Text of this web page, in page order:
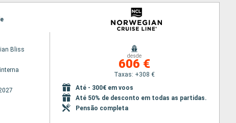
Bliss
desde
606 €
Taxas: +308 €
Até - 300€ em voos
Até 50% de desconto em todas as partidas.
Pensão completa